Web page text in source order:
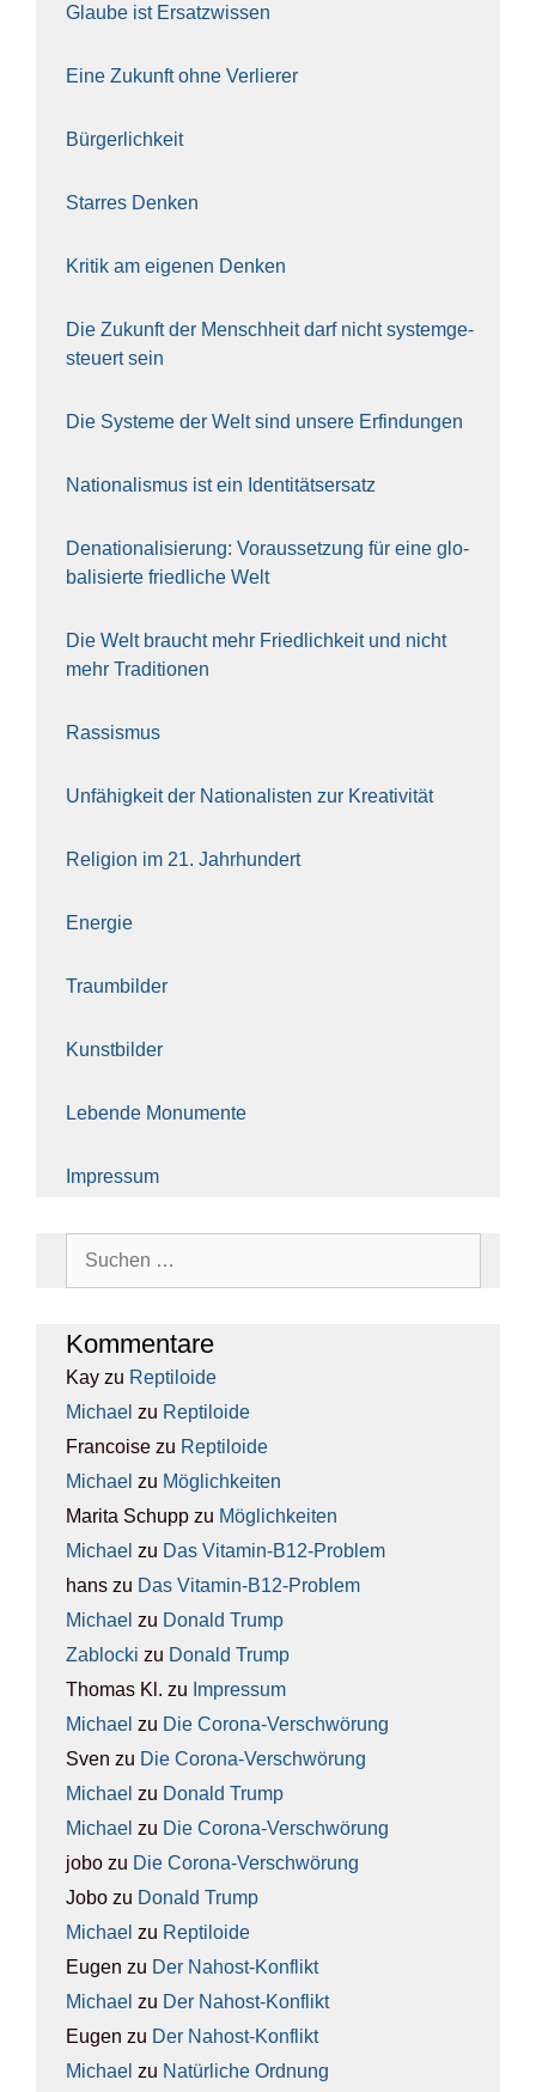
Glau­be ist Ersatz­wis­sen
Eine Zukunft ohne Ver­lie­rer
Bür­ger­lich­keit
Star­res Den­ken
Kri­tik am eige­nen Den­ken
Die Zukunft der Mensch­heit darf nicht sys­tem­ge­
steu­ert sein
Die Sys­te­me der Welt sind unse­re Erfin­dun­gen
Natio­na­lis­mus ist ein Iden­ti­täts­er­satz
Dena­tio­na­li­sie­rung: Vor­aus­set­zung für eine glo­
ba­li­sier­te fried­li­che Welt
Die Welt braucht mehr Fried­lich­keit und nicht
mehr Tra­di­tio­nen
Ras­sis­mus
Unfä­hig­keit der Natio­na­lis­ten zur Krea­ti­vi­tät
Reli­gi­on im 21. Jahr­hun­dert
Ener­gie
Traum­bil­der
Kunst­bil­der
Leben­de Monu­men­te
Impres­sum
Kom­men­ta­re
Kay zu Rep­ti­lo­ide
Michael zu Rep­ti­lo­ide
Francoise zu Rep­ti­lo­ide
Michael zu Mög­lich­kei­ten
Marita Schupp zu Mög­lich­kei­ten
Michael zu Das Vit­amin-B12-Pro­blem
hans zu Das Vit­amin-B12-Pro­blem
Michael zu Donald Trump
Zablocki zu Donald Trump
Thomas Kl. zu Impres­sum
Michael zu Die Coro­na-Ver­schwö­rung
Sven zu Die Coro­na-Ver­schwö­rung
Michael zu Donald Trump
Michael zu Die Coro­na-Ver­schwö­rung
jobo zu Die Coro­na-Ver­schwö­rung
Jobo zu Donald Trump
Michael zu Rep­ti­lo­ide
Eugen zu Der Nah­ost-Kon­flikt
Michael zu Der Nah­ost-Kon­flikt
Eugen zu Der Nah­ost-Kon­flikt
Michael zu Natür­li­che Ord­nung